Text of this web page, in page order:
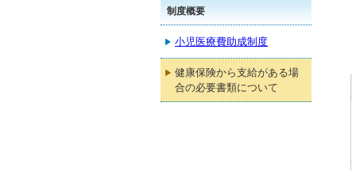
制度概要
小児医療費助成制度
健康保険から支給がある場
合の必要書類について